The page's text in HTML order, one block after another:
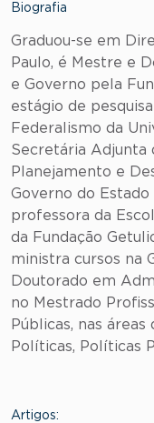
Biografia
Graduou-se em
Paulo, é Mestre e
e Governo pela
estágio de
Federalismo da
Secretária Adjunta
Planejamento e
Governo do
professora da
da Fundação
ministra cursos na
Doutorado em
no Mestrado
Públicas, nas
Políticas, Políticas
Artigos: